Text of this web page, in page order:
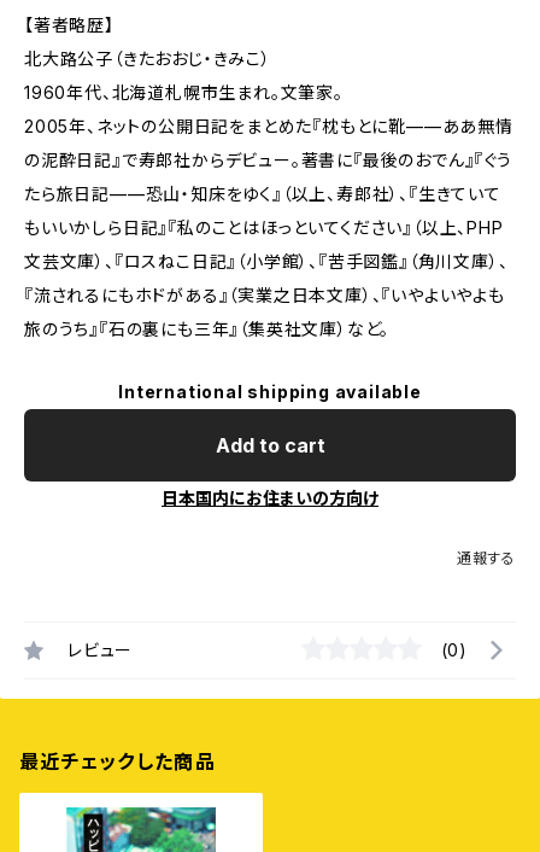
【著者略歴】
北大路公子（きたおおじ・きみこ）
1960年代、北海道札幌市生まれ。文筆家。
2005年、ネットの公開日記をまとめた『枕もとに靴——ああ無情
の泥酔日記』で寿郎社からデビュー。著書に『最後のおでん』『ぐう
たら旅日記——恐山・知床をゆく』（以上、寿郎社）、『生きていて
もいいかしら日記』『私のことはほっといてください』（以上、PHP
文芸文庫）、『ロスねこ日記』（小学館）、『苦手図鑑』（角川文庫）、
『流されるにもホドがある』（実業之日本文庫）、『いやよいやよも
旅のうち』『石の裏にも三年』（集英社文庫）など。
International shipping available
Add to cart
日本国内にお住まいの方向け
通報する
レビュー (0)
最近チェックした商品